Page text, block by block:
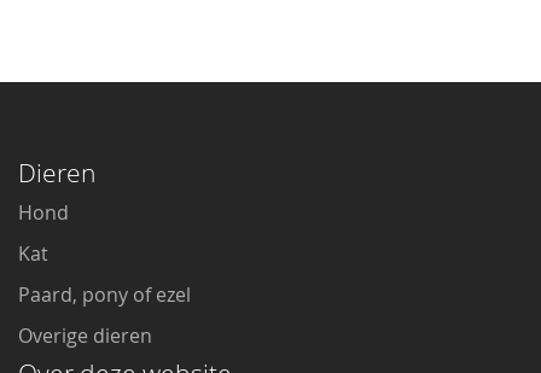
Dieren
Hond
Kat
Paard, pony of ezel
Overige dieren